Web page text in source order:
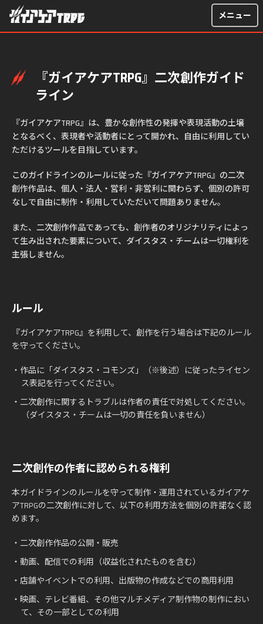
『ガイアケアTRPG』二次創作ガイド
ライン
『ガイアケアTRPG』は、豊かな創作性の発揮や表現活動の土壌
となるべく、表現者や活動者にとって開かれ、自由に利用してい
ただけるツールを目指しています。
このガイドラインのルールに従った『ガイアケアTRPG』の二次
創作作品は、個人・法人・営利・非営利に関わらず、個別の許可
なしで自由に制作・利用していただいて問題ありません。
また、二次創作作品であっても、創作者のオリジナリティによっ
て生み出された要素について、ダイスタス・チームは一切権利を
主張しません。
ルール
『ガイアケアTRPG』を利用して、創作を行う場合は下記のルール
を守ってください。
・作品に「ダイスタス・コモンズ」（※後述）に従ったライセン
ス表記を行ってください。
・二次創作に関するトラブルは作者の責任で対処してください。
（ダイスタス・チームは一切の責任を負いません）
二次創作の作者に認められる権利
本ガイドラインのルールを守って制作・運用されているガイアケ
アTRPGの二次創作に対して、以下の利用方法を個別の許諾なく認
めます。
・二次創作作品の公開・販売
・動画、配信での利用（収益化されたものを含む）
・店舗やイベントでの利用、出版物の作成などでの商用利用
・映画、テレビ番組、その他マルチメディア制作物の制作におい
て、その一部としての利用